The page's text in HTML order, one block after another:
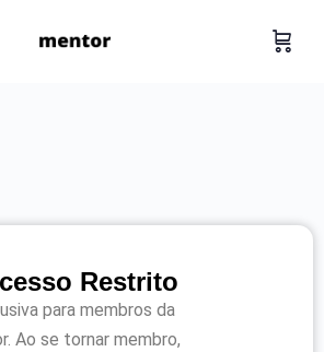
Restrito
para membros da
Ao se tornar membro,